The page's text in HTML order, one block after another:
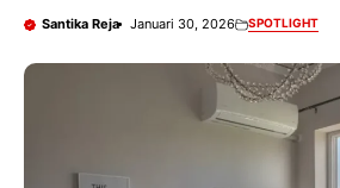
Santika Reja Januari 30, 2026 SPOTLIGHT